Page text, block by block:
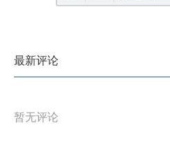
最新评论
暂无评论